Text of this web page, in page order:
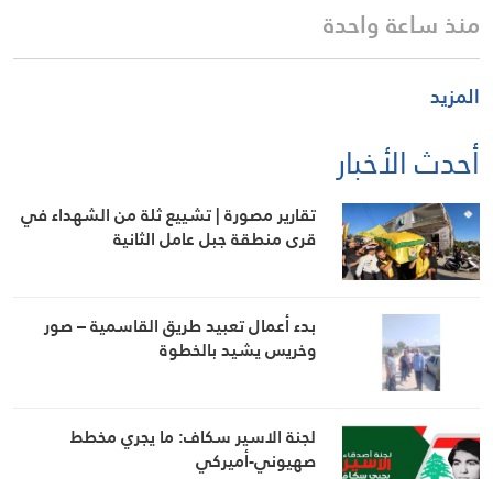
منذ ساعة واحدة
المزيد
أحدث الأخبار
تقارير مصورة | تشييع ثلة من الشهداء في
قرى منطقة جبل عامل الثانية
بدء أعمال تعبيد طريق القاسمية – صور
وخريس يشيد بالخطوة
لجنة الاسير سكاف: ما يجري مخطط
صهيوني-أميركي